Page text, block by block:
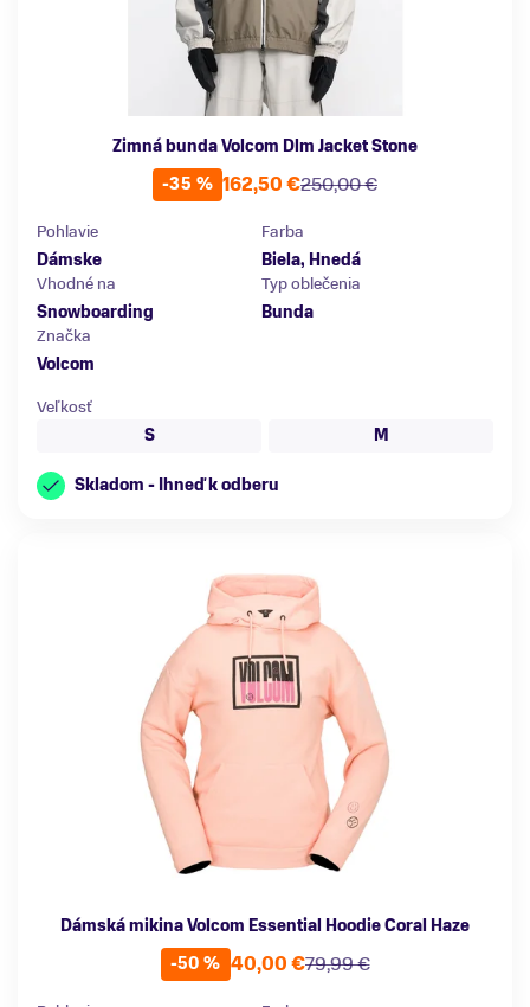
Zimná bunda Volcom Dlm Jacket Stone
-35 %
250,00 €
162,50 €
Pohlavie
Dámske
Farba
Biela, Hnedá
Vhodné na
Snowboarding
Typ oblečenia
Bunda
Značka
Volcom
Veľkosť
S
M
Skladom - Ihneď k odberu
Dámská mikina Volcom Essential Hoodie Coral Haze
-50 %
79,99 €
40,00 €